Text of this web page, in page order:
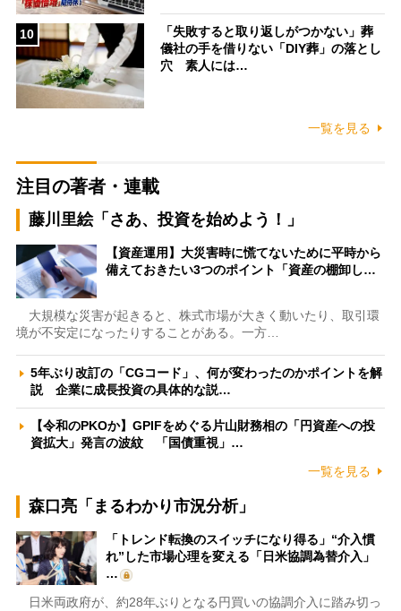
10
「失敗すると取り返しがつかない」葬
儀社の手を借りない「DIY葬」の落とし
穴 素人には…
一覧を見る
注目の著者・連載
藤川里絵「さあ、投資を始めよう！」
【資産運用】大災害時に慌てないために平時から
備えておきたい3つのポイント「資産の棚卸し…
大規模な災害が起きると、株式市場が大きく動いたり、取引環
境が不安定になったりすることがある。一方…
5年ぶり改訂の「CGコード」、何が変わったのかポイントを解
説 企業に成長投資の具体的な説…
【令和のPKOか】GPIFをめぐる片山財務相の「円資産への投
資拡大」発言の波紋 「国債重視」…
一覧を見る
森口亮「まるわかり市況分析」
「トレンド転換のスイッチになり得る」“介入慣
れ”した市場心理を変える「日米協調為替介入」
…
日米両政府が、約28年ぶりとなる円買いの協調介入に踏み切っ